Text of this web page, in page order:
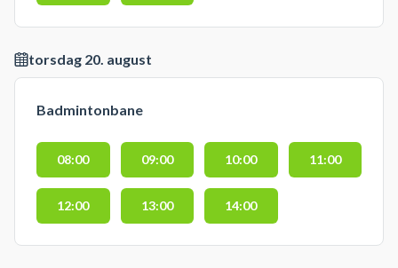
torsdag 20. august
Badmintonbane
08:00 09:00 10:00 11:00
12:00 13:00 14:00